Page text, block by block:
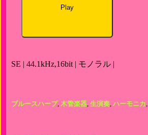
Play
SE | 44.1kHz,16bit | モノラル |
ブルースハープ, 木管楽器, 生演奏, ハーモニカ,